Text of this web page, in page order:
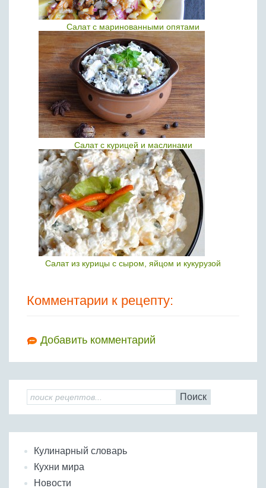
Салат с маринованными опятами
Салат с курицей и маслинами
Салат из курицы с сыром, яйцом и кукурузой
Комментарии к рецепту:
Добавить комментарий
Поиск
Кулинарный словарь
Кухни мира
Новости